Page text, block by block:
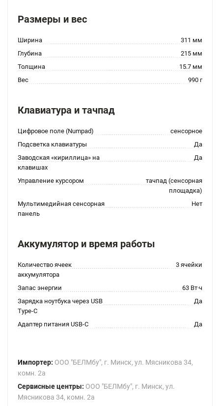
Размеры и вес
Ширина
311 мм
Глубина
215 мм
Толщина
15.7 мм
Вес
990 г
Клавиатура и тачпад
Цифровое поле (Numpad)
сенсорное
Подсветка клавиатуры
Да
Заводская «кириллица» на
клавишах
Да
Управление курсором
тачпад (сенсорная
площадка)
Мультимедийная сенсорная
панель
Нет
Аккумулятор и время работы
Количество ячеек
аккумулятора
3 ячейки
Запас энергии
63 Вт·ч
Зарядка ноутбука через USB
Type-C
Да
Адаптер питания USB-C Да
Импортер: ООО "БЕЛМбу", г. Минск, ул. Мясникова 34,
комн. 2а
Сервисные центры: ООО "БЕЛМбу", г. Минск, ул.
Мясникова 34, комн. 2а